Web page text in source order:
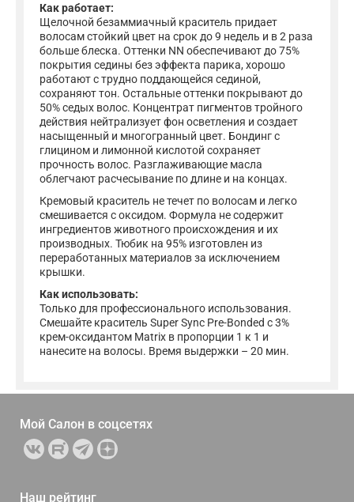
Как работает:
Щелочной безаммиачный краситель придает
волосам стойкий цвет на срок до 9 недель и в 2 раза
больше блеска. Оттенки NN обеспечивают до 75%
покрытия седины без эффекта парика, хорошо
работают с трудно поддающейся сединой,
сохраняют тон. Остальные оттенки покрывают до
50% седых волос. Концентрат пигментов тройного
действия нейтрализует фон осветления и создает
насыщенный и многогранный цвет. Бондинг с
глицином и лимонной кислотой сохраняет
прочность волос. Разглаживающие масла
облегчают расчесывание по длине и на концах.
Кремовый краситель не течет по волосам и легко
смешивается с оксидом. Формула не содержит
ингредиентов животного происхождения и их
производных. Тюбик на 95% изготовлен из
переработанных материалов за исключением
крышки.
Как использовать:
Только для профессионального использования.
Смешайте краситель Super Sync Pre-Bonded с 3%
крем-оксидантом Matrix в пропорции 1 к 1 и
нанесите на волосы. Время выдержки – 20 мин.
Мой Салон в соцсетях
Наш рейтинг